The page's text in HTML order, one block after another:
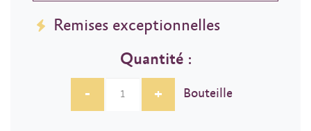
Remises exceptionnelles
Quantité :
-
+ Bouteille